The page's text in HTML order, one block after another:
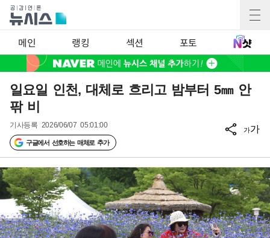
메인 랭킹 섹션 포토
일요일 인천, 대체로 흐리고 밤부터 5㎜ 안
팎 비
기사등록 2026/06/07 05:01:00
구글에서 선호하는 매체로 추가
가가